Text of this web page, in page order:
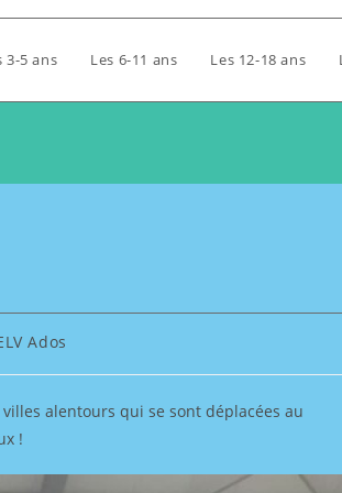
3-5 ans Les 6-11 ans Les 12-18 ans
Ados
villes alentours qui se sont déplacées au
!